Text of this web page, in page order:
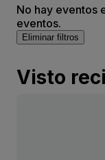
No hay eventos
eventos.
Eliminar filtros
Visto